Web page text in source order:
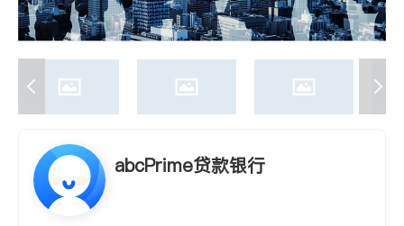
abcPrime贷款银行